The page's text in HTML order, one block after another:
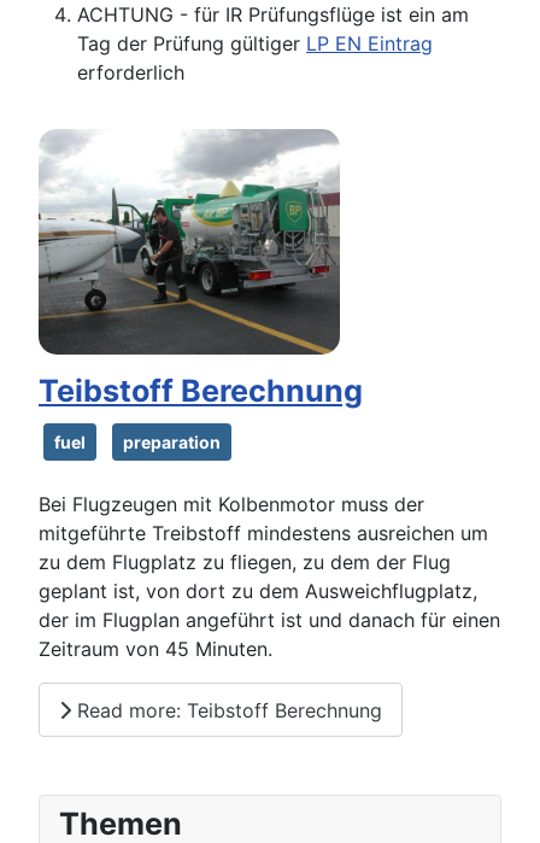
ACHTUNG - für IR Prüfungsflüge ist ein am
Tag der Prüfung gültiger LP EN Eintrag
erforderlich
Teibstoff Berechnung
fuel preparation
Bei Flugzeugen mit Kolbenmotor muss der
mitgeführte Treibstoff mindestens ausreichen um
zu dem Flugplatz zu fliegen, zu dem der Flug
geplant ist, von dort zu dem Ausweichflugplatz,
der im Flugplan angeführt ist und danach für einen
Zeitraum von 45 Minuten.
Read more: Teibstoff Berechnung
Themen